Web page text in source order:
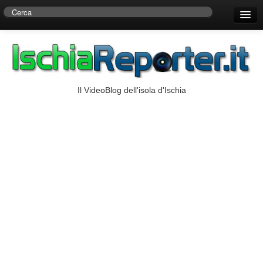
Centro di Ricerche Storiche D’Ambra
Il VideoBlog dell'isola d'Ischia